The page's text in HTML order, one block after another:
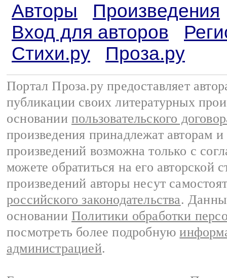
Авторы
Произведения
Вход для авторов
Стихи.ру
Проза.ру
Портал Проза.ру предоставляет
публикации своих литературных
основании пользовательского
произведения принадлежат авторам
произведений возможна только с
можете обратиться на его авторской
произведений авторы несут
российского законодательства.
основании Политики обработки
посмотреть более подробную
администрацией.